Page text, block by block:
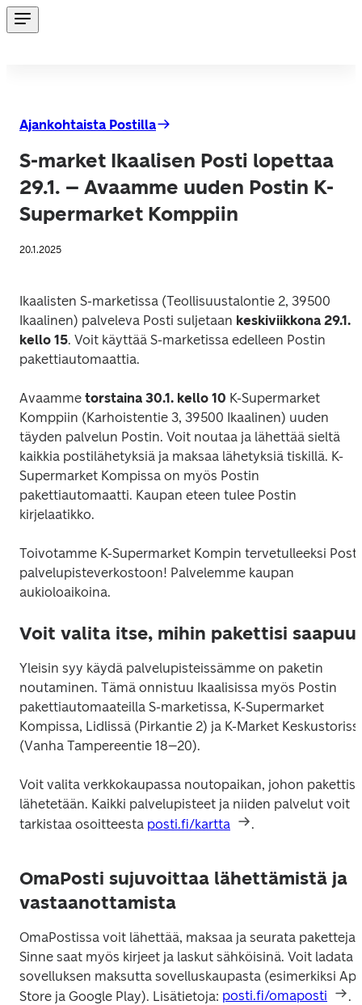
Ajankohtaista Postilla
S-market Ikaalisen Posti lopettaa
29.1. – Avaamme uuden Postin K-
Supermarket Komppiin
20.1.2025
Ikaalisten S-marketissa (Teollisuustalontie 2, 39500
Ikaalinen) palveleva Posti suljetaan keskiviikkona 29.1.
kello 15. Voit käyttää S-marketissa edelleen Postin
pakettiautomaattia.
Avaamme torstaina 30.1. kello 10 K-Supermarket
Komppiin (Karhoistentie 3, 39500 Ikaalinen) uuden
täyden palvelun Postin. Voit noutaa ja lähettää sieltä
kaikkia postilähetyksiä ja maksaa lähetyksiä tiskillä. K-
Supermarket Kompissa on myös Postin
pakettiautomaatti. Kaupan eteen tulee Postin
kirjelaatikko.
Toivotamme K-Supermarket Kompin tervetulleeksi
palvelupisteverkostoon! Palvelemme kaupan
aukioloaikoina.
Voit valita itse, mihin pakettisi saapuu
Yleisin syy käydä palvelupisteissämme on paketin
noutaminen. Tämä onnistuu Ikaalisissa myös Postin
pakettiautomaateilla S-marketissa, K-Supermarket
Kompissa, Lidlissä (Pirkantie 2) ja K-Market
(Vanha Tampereentie 18–20).
Voit valita verkkokaupassa noutopaikan, johon pakettisi
lähetetään. Kaikki palvelupisteet ja niiden palvelut voit
tarkistaa osoitteesta posti.fi/kartta .
OmaPosti sujuvoittaa lähettämistä ja
vastaanottamista
OmaPostissa voit lähettää, maksaa ja seurata paketteja.
Sinne saat myös kirjeet ja laskut sähköisinä. Voit ladata
sovelluksen maksutta sovelluskaupasta (esimerkiksi
Store ja Google Play). Lisätietoja: posti.fi/omaposti .